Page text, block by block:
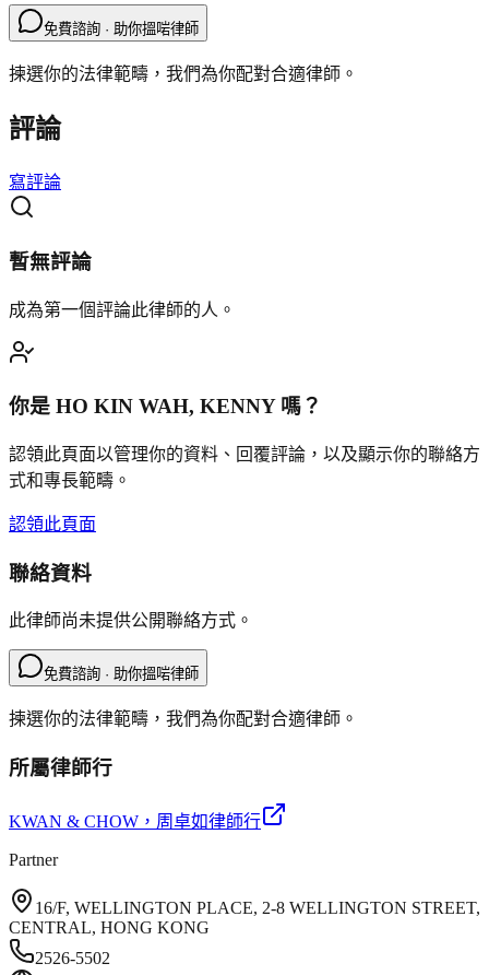
免費諮詢 · 助你搵啱律師
揀選你的法律範疇，我們為你配對合適律師。
評論
寫評論
暫無評論
成為第一個評論此律師的人。
你是 HO KIN WAH, KENNY嗎？
認領此頁面以管理你的資料、回覆評論，以及顯示你的聯絡方
式和專長範疇。
認領此頁面
聯絡資料
此律師尚未提供公開聯絡方式。
免費諮詢 · 助你搵啱律師
揀選你的法律範疇，我們為你配對合適律師。
所屬律師行
KWAN & CHOW ，周卓如律師行
Partner
16/F, WELLINGTON PLACE, 2-8 WELLINGTON STREET,
CENTRAL, HONG KONG
2526-5502